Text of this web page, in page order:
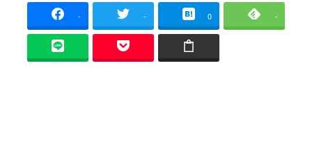
- - 0 -